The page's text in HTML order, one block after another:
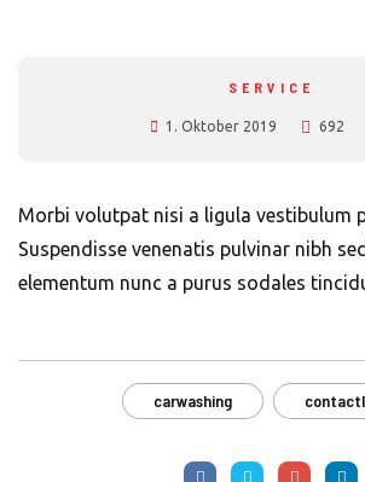
SERVICE
1. Oktober 2019 692
Morbi volutpat nisi a ligula vestibulum
Suspendisse venenatis pulvinar nibh
elementum nunc a purus sodales
carwashing